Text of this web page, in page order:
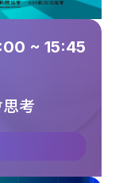
~ 15:45
考